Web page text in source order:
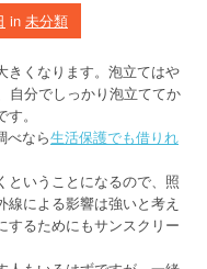
in 未分類
きくなります。泡立てはや
自分でしっかり泡立ててか
。
べなら生活保護でも借りれ
ということになるので、照
による影響は強いと考え
するためにもサンスクリー